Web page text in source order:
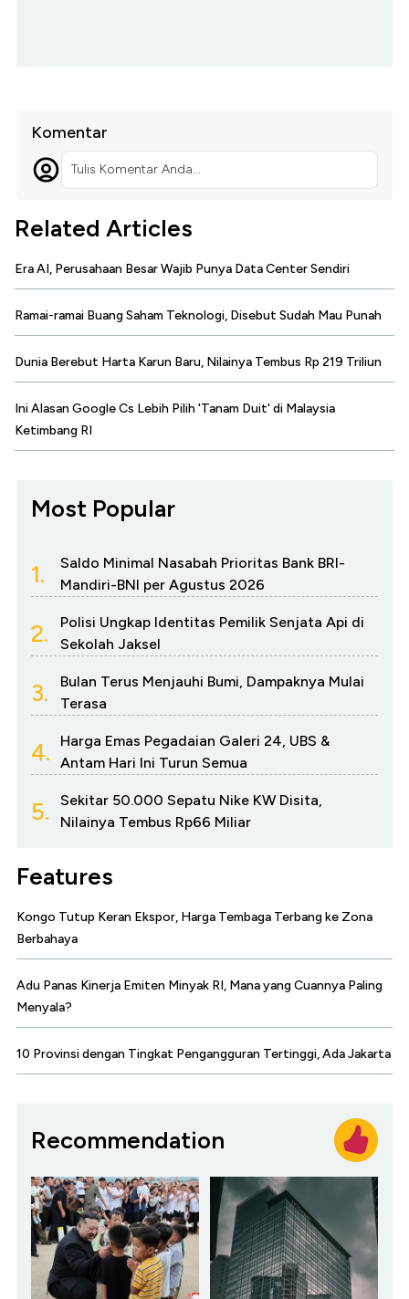
Komentar
Tulis Komentar Anda...
Related Articles
Era AI, Perusahaan Besar Wajib Punya Data Center Sendiri
Ramai-ramai Buang Saham Teknologi, Disebut Sudah Mau Punah
Dunia Berebut Harta Karun Baru, Nilainya Tembus Rp 219 Triliun
Ini Alasan Google Cs Lebih Pilih 'Tanam Duit' di Malaysia
Ketimbang RI
Most Popular
1.
Saldo Minimal Nasabah Prioritas Bank BRI-
Mandiri-BNI per Agustus 2026
2.
Polisi Ungkap Identitas Pemilik Senjata Api di
Sekolah Jaksel
3.
Bulan Terus Menjauhi Bumi, Dampaknya Mulai
Terasa
4.
Harga Emas Pegadaian Galeri 24, UBS &
Antam Hari Ini Turun Semua
5.
Sekitar 50.000 Sepatu Nike KW Disita,
Nilainya Tembus Rp66 Miliar
Features
Kongo Tutup Keran Ekspor, Harga Tembaga Terbang ke Zona
Berbahaya
Adu Panas Kinerja Emiten Minyak RI, Mana yang Cuannya Paling
Menyala?
10 Provinsi dengan Tingkat Pengangguran Tertinggi, Ada Jakarta
Recommendation